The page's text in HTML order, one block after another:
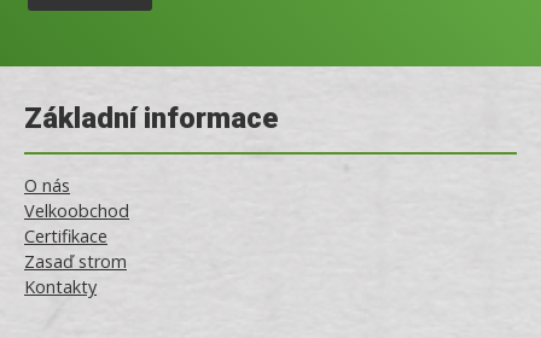
Základní informace
O nás
Velkoobchod
Certifikace
Zasaď strom
Kontakty